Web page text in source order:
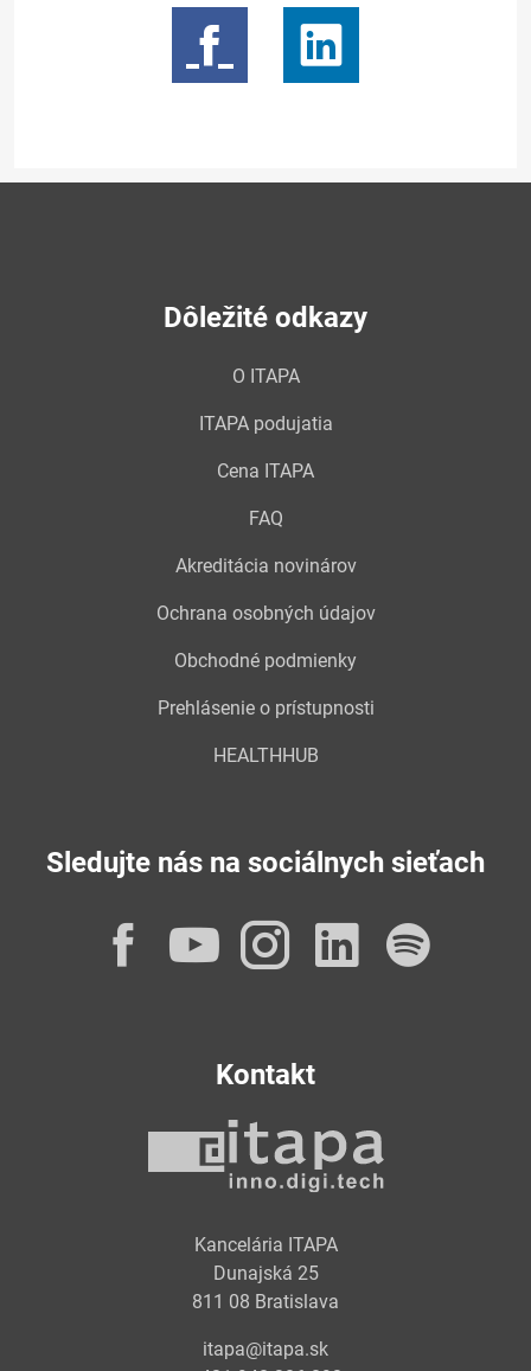
Dôležité odkazy
O ITAPA
ITAPA podujatia
Cena ITAPA
FAQ
Akreditácia novinárov
Ochrana osobných údajov
Obchodné podmienky
Prehlásenie o prístupnosti
HEALTHHUB
Sledujte nás na sociálnych sieťach
Facebook
YouTube
Instagram
Kontakt
Kancelária ITAPA
Dunajská 25
811 08 Bratislava
itapa@itapa.sk